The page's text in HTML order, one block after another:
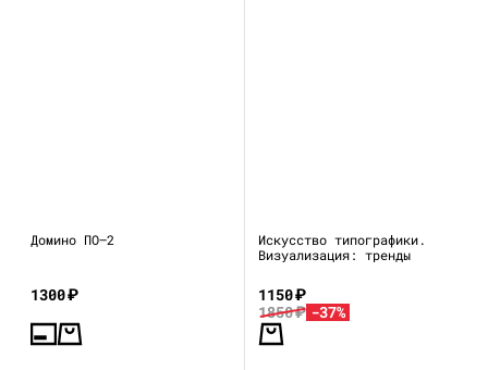
Домино ПО—2
1300₽
Искусство типографики.
Визуализация: тренды
1150₽
1850₽ -37%